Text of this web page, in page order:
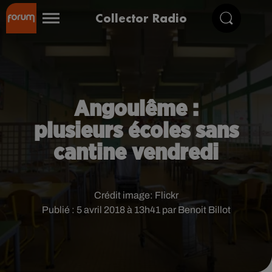
Collector Radio
Angoulême :
plusieurs écoles sans
cantine vendredi
Publié : 5 avril 2018 à 13h41 par Benoit Billot
Crédit image: Flickr